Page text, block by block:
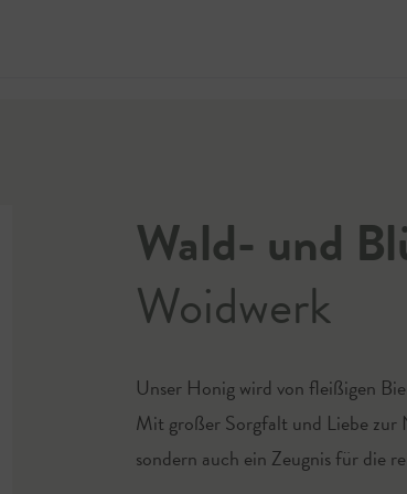
Wald- und
Woidwerk
Unser Honig wird von fleißigen
Mit großer Sorgfalt und Liebe zur
sondern auch ein Zeugnis für die